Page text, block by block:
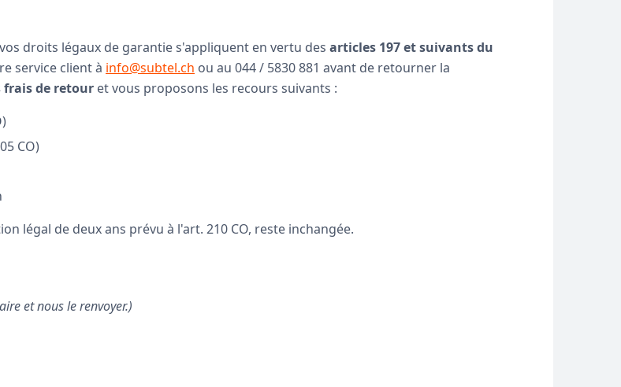
droits légaux de garantie s'appliquent en vertu des articles 197 et suivants du
service client à info@subtel.ch ou au 044 / 5830 881 avant de retourner la
frais de retour et vous proposons les recours suivants :
CO)
légal de deux ans prévu à l'art. 210 CO, reste inchangée.
et nous le renvoyer.)